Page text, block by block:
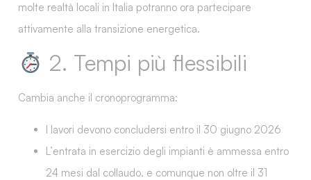
molte realtà locali in Italia potranno ora partecipare
attivamente alla transizione energetica.
2. Tempi più flessibili
Cambia anche il cronoprogramma:
I lavori devono concludersi entro il 30 giugno 2026
L’entrata in esercizio degli impianti è ammessa entro
24 mesi dal collaudo, e comunque non oltre il 31